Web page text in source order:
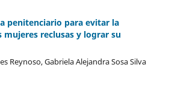
penitenciario para evitar la
mujeres reclusas y lograr su
Reynoso, Gabriela Alejandra Sosa Silva